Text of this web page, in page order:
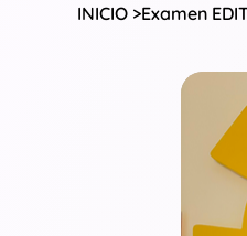
INICIO >Examen